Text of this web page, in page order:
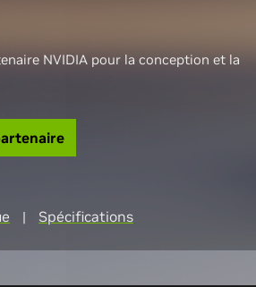
NVIDIA pour la conception et la
| Spécifications